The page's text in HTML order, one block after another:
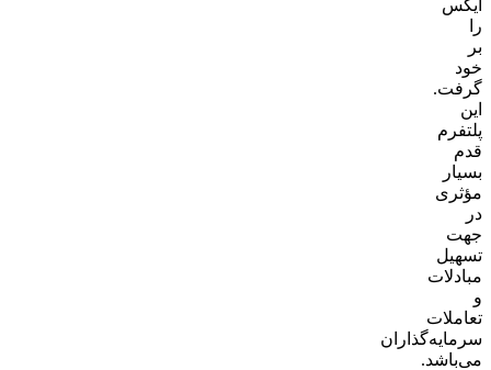
ایکس
را
بر
خود
گرفت.
این
پلتفرم
قدم
بسیار
مؤثری
در
جهت
تسهیل
مبادلات
و
تعاملات
سرمایه‌گذاران
می‌باشد.